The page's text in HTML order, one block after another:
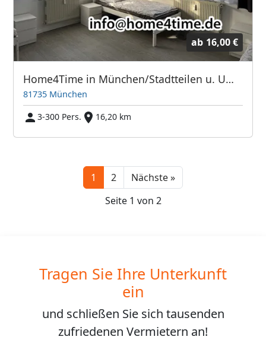
ab 16,00 €
Home4Time in München/Stadtteilen u. Umland
81735 München
3-300 Pers.
16,20 km
1 2 Nächste »Next
Seite 1 von 2
Tragen Sie Ihre Unterkunft
ein
und schließen Sie sich tausenden
zufriedenen Vermietern an!